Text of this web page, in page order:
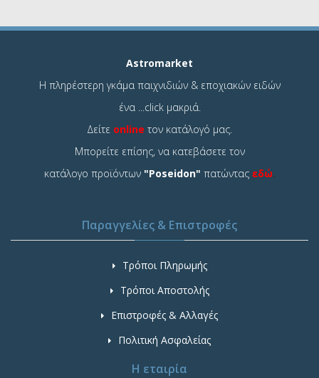
Astromarket
Η πληρέστερη γκάμα παιχνιδιών & εποχιακών ειδών
ένα ...click μακριά.
Δείτε online τον κατάλογό μας.
Μπορείτε επίσης, να κατεβάσετε τον
κατάλογο προϊόντων "Poseidon" πατώντας εδώ.
Παραγγελίες & Επιστροφές
Τρόποι Πληρωμής
Τρόποι Αποστολής
Επιστροφές & Αλλαγές
Πολιτική Ασφαλείας
Η εταιρία